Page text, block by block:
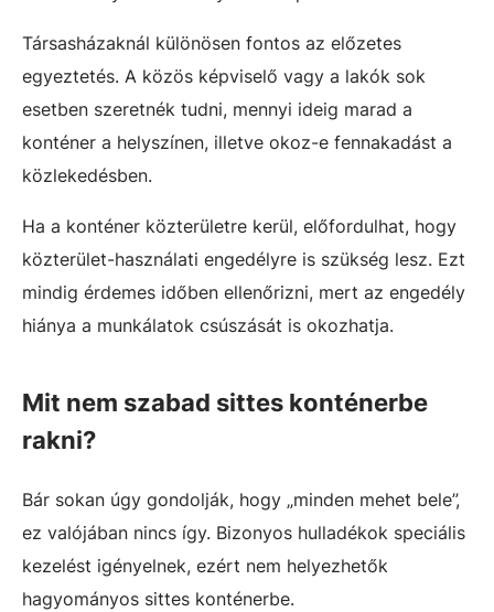
Társasházaknál különösen fontos az előzetes
egyeztetés. A közös képviselő vagy a lakók sok
esetben szeretnék tudni, mennyi ideig marad a
konténer a helyszínen, illetve okoz-e fennakadást a
közlekedésben.
Ha a konténer közterületre kerül, előfordulhat, hogy
közterület-használati engedélyre is szükség lesz. Ezt
mindig érdemes időben ellenőrizni, mert az engedély
hiánya a munkálatok csúszását is okozhatja.
Mit nem szabad sittes konténerbe
rakni?
Bár sokan úgy gondolják, hogy „minden mehet bele”,
ez valójában nincs így. Bizonyos hulladékok speciális
kezelést igényelnek, ezért nem helyezhetők
hagyományos sittes konténerbe.